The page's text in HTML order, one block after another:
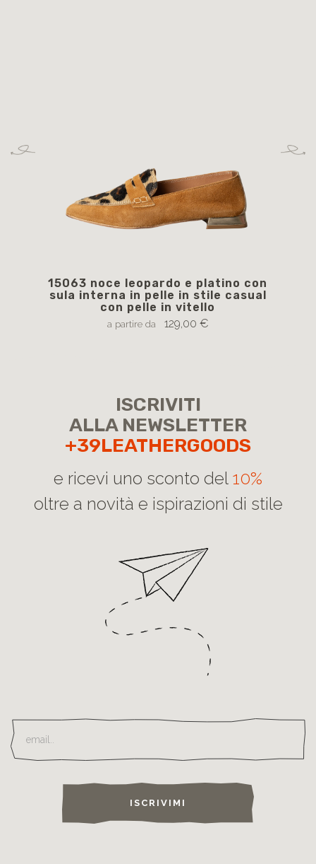
15063 noce leopardo e platino con
sula interna in pelle in stile casual
con pelle in vitello
a partire da 129,00 €
ISCRIVITI
ALLA NEWSLETTER
+39LEATHERGOODS
e ricevi uno sconto del 10%
oltre a novità e ispirazioni di stile
ISCRIVIMI